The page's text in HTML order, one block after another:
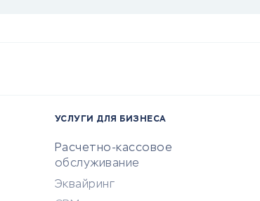
УСЛУГИ ДЛЯ БИЗНЕСА
Расчетно-кассовое
обслуживание
Эквайринг